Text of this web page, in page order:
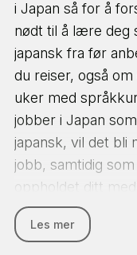
egne 'Farm Staff
for tilbereding av
til å forberede
Ryokan Hotel
På vårt All Set
enten på
House' i nærheten
du kost og losji på
i Japan så for å
nødt til å lære deg
japansk fra før
du reiser, også
uker med
jobber i Japan
japansk, vil det bli
jobb, samtidig
oppholdet ditt
Språkkurset
Les mer